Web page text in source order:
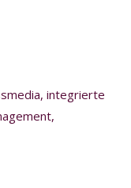
, integrierte
,